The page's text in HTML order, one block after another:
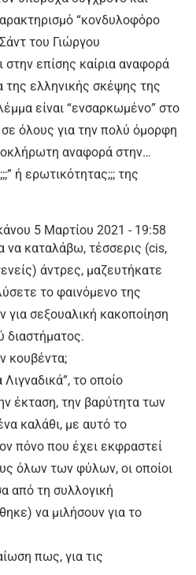
“κονδυλοφόρο
του Γιώργου
επίσης καίρια αναφορά
της ελληνικής σκέψης της
είναι “ενσαρκωμένο” στο
σε όλους για την πολύ όμορφη
αναφορά στην…
ή ερωτικότητας;;; της
5 Μαρτίου 2021 - 19:58
να καταλάβω, τέσσερις (cis,
άντρες, μαζευτήκατε
το φαινόμενο της
σεξουαλική κακοποίηση
διαστήματος.
κουβέντα;
το οποίο
έκταση, την βαρύτητα των
καλάθι, με αυτό το
πόνο που έχει εκφραστεί
όλων των φύλων, οι οποίοι
από τη συλλογική
να μιλήσουν για το
πως, για τις